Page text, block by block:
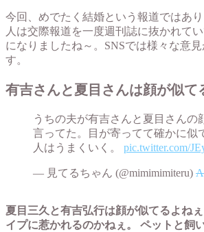
今回、めでたく結婚という報道ではあ
人は交際報道を一度週刊誌に抜かれて
になりましたね～。SNSでは様々な意
す。
有吉さんと夏目さんは顔が似て
うちの夫が有吉さんと夏目さんの
言ってた。目が寄ってて確かに似
人はうまくいく。 pic.twitter.com/
— 見てるちゃん (@mimimimiteru)
夏目三久と有吉弘行は顔が似てるよね
イプに惹かれるのかねぇ。 ペットと飼